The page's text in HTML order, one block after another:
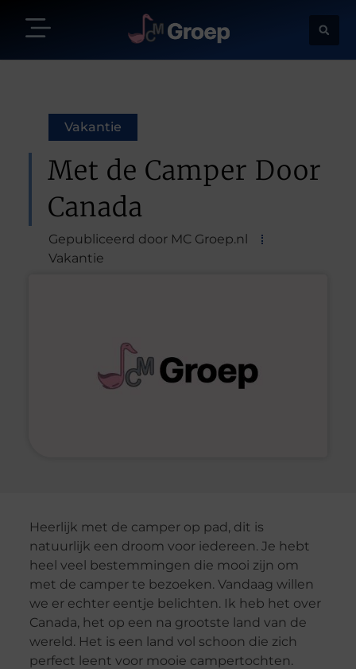
Vakantie
Met de Camper Door
Canada
Gepubliceerd door MC Groep.nl
Vakantie
Heerlijk met de camper op pad, dit is
natuurlijk een droom voor iedereen. Je hebt
heel veel bestemmingen die mooi zijn om
met de camper te bezoeken. Vandaag willen
we er echter eentje belichten. Ik heb het over
Canada, het op een na grootste land van de
wereld. Het is een land vol schoon die zich
perfect leent voor mooie campertochten.